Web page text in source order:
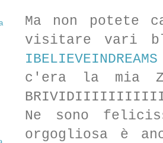
Ma non potete
visitare vari
IBELIEVEINDREAMS
c'era la mia
Ne sono
orgogliosa è